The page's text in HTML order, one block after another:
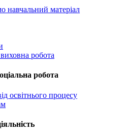
навчальний матеріал
робота
робота
освітнього процесу